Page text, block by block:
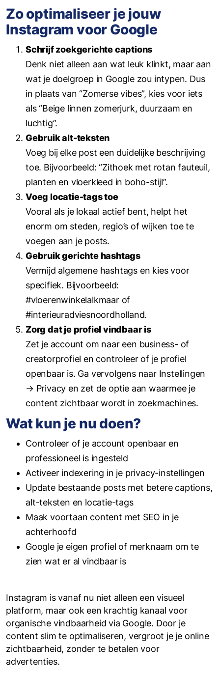
Zo optimaliseer je jouw
Instagram voor Google
Schrijf zoekgerichte captions
Denk niet alleen aan wat leuk klinkt, maar aan
wat je doelgroep in Google zou intypen. Dus
in plaats van “Zomerse vibes”, kies voor iets
als “Beige linnen zomerjurk, duurzaam en
luchtig”.
Gebruik alt-teksten
Voeg bij elke post een duidelijke beschrijving
toe. Bijvoorbeeld: “Zithoek met rotan fauteuil,
planten en vloerkleed in boho-stijl”.
Voeg locatie-tags toe
Vooral als je lokaal actief bent, helpt het
enorm om steden, regio’s of wijken toe te
voegen aan je posts.
Gebruik gerichte hashtags
Vermijd algemene hashtags en kies voor
specifiek. Bijvoorbeeld:
#vloerenwinkelalkmaar of
#interieuradviesnoordholland.
Zorg dat je profiel vindbaar is
Zet je account om naar een business- of
creatorprofiel en controleer of je profiel
openbaar is. Ga vervolgens naar Instellingen
→ Privacy en zet de optie aan waarmee je
content zichtbaar wordt in zoekmachines.
Wat kun je nu doen?
Controleer of je account openbaar en
professioneel is ingesteld
Activeer indexering in je privacy-instellingen
Update bestaande posts met betere captions,
alt-teksten en locatie-tags
Maak voortaan content met SEO in je
achterhoofd
Google je eigen profiel of merknaam om te
zien wat er al vindbaar is
Instagram is vanaf nu niet alleen een visueel
platform, maar ook een krachtig kanaal voor
organische vindbaarheid via Google. Door je
content slim te optimaliseren, vergroot je je online
zichtbaarheid, zonder te betalen voor
advertenties.